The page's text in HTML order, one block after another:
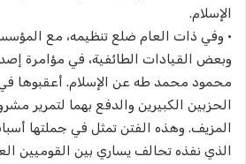
الإسلام.
• وفي ذات العام ضلع تنظيمه، مع
وبعض القيادات الطائفية، في مؤامرة
محمود محمد طه عن الإسلام. أعقبوها في
الحزبين الكبيرين والدفع بهما لتمرير
الذي نفذه تحالف يساري بين القوميين